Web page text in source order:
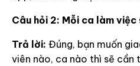
Câu hỏi 2: Mỗi ca làm
Trả lời: Đúng, bạn muốn
viên nào, ca nào thì sẽ